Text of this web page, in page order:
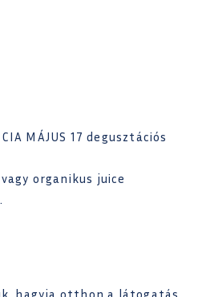
MÁJUS 17 degusztációs
organikus juice
hagyja otthon a látogatás